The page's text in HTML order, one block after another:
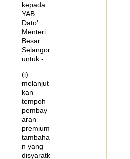
kepada
YAB.
Dato’
Menteri
Besar
Selangor
untuk:-
(i)
melanjut
kan
tempoh
pembay
aran
premium
tambaha
n yang
disyaratk